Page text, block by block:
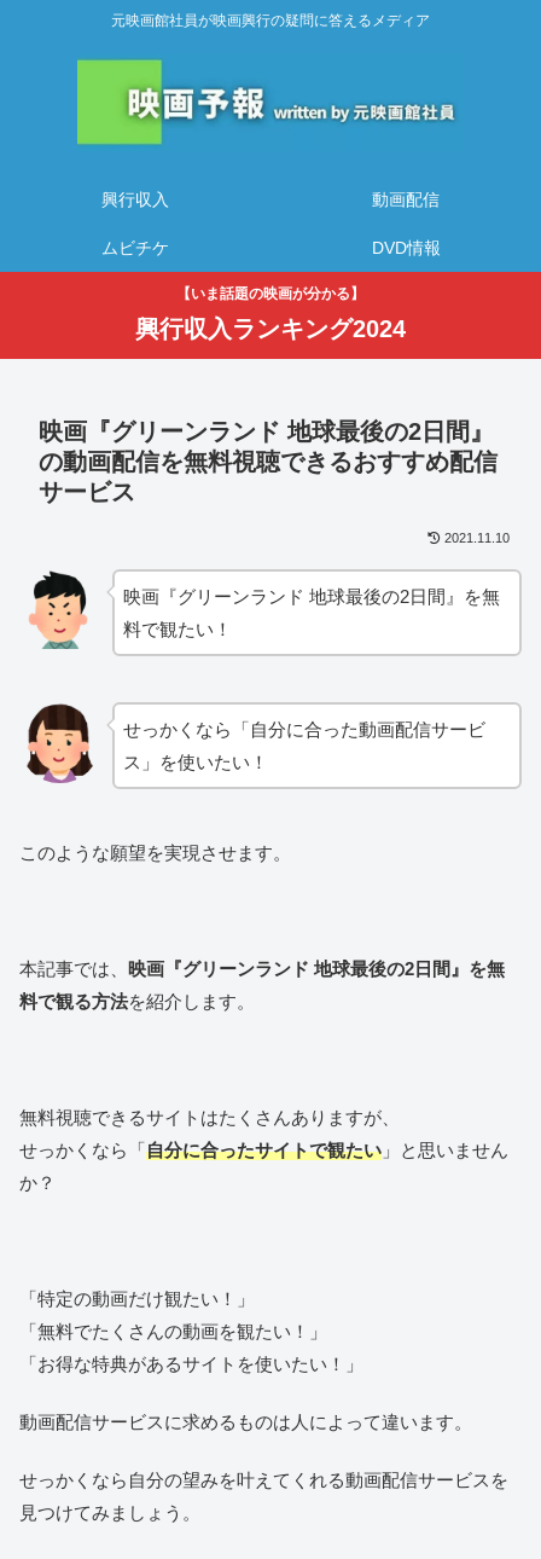
元映画館社員が映画興行の疑問に答えるメディア
興行収入 動画配信
ムビチケ DVD情報
【いま話題の映画が分かる】
興行収入ランキング2024
映画『グリーンランド 地球最後の2日間』
の動画配信を無料視聴できるおすすめ配信
サービス
2021.11.10
映画『グリーンランド 地球最後の2日間』を無
料で観たい！
せっかくなら「自分に合った動画配信サービ
ス」を使いたい！
このような願望を実現させます。
本記事では、 映画『グリーンランド 地球最後の2日間 』を無
料で観る方法を紹介します。
無料視聴できるサイトはたくさんありますが、
せっかくなら「自分に合ったサイトで観たい 」と思いません
か？
「特定の動画だけ観たい！」
「無料でたくさんの動画を観たい！」
「お得な特典があるサイトを使いたい！」
動画配信サービスに求めるものは人によって違います。
せっかくなら自分の望みを叶えてくれる動画配信サービスを
見つけてみましょう。